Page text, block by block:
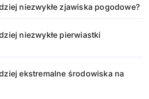
niezwykłe zjawiska pogodowe?
niezwykłe pierwiastki
ekstremalne środowiska na